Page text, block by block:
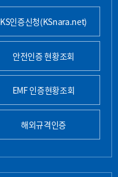
KS인증신청(KSnara.net)
안전인증 현황조회
EMF 인증현황조회
해외규격인증